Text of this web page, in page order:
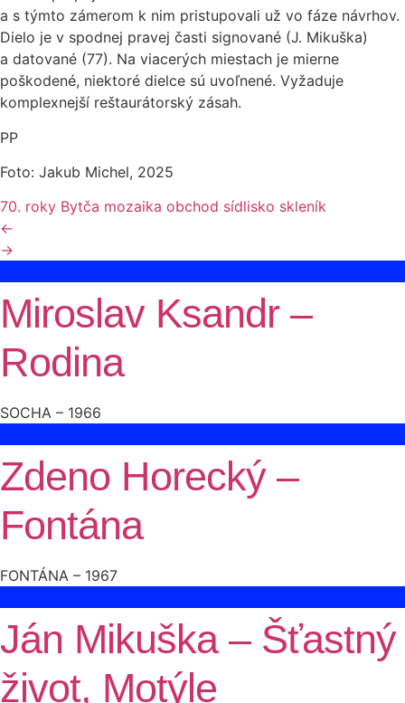
a s týmto zámerom k nim pristupovali už vo fáze návrhov.
Dielo je v spodnej pravej časti signované (J. Mikuška)
a datované (77). Na viacerých miestach je mierne
poškodené, niektoré dielce sú uvoľnené. Vyžaduje
komplexnejší reštaurátorský zásah.
PP
Foto: Jakub Michel, 2025
70. roky Bytča mozaika obchod sídlisko skleník
←
→
Miroslav Ksandr –
Rodina
SOCHA – 1966
Zdeno Horecký –
Fontána
FONTÁNA – 1967
Ján Mikuška – Šťastný
život, Motýle